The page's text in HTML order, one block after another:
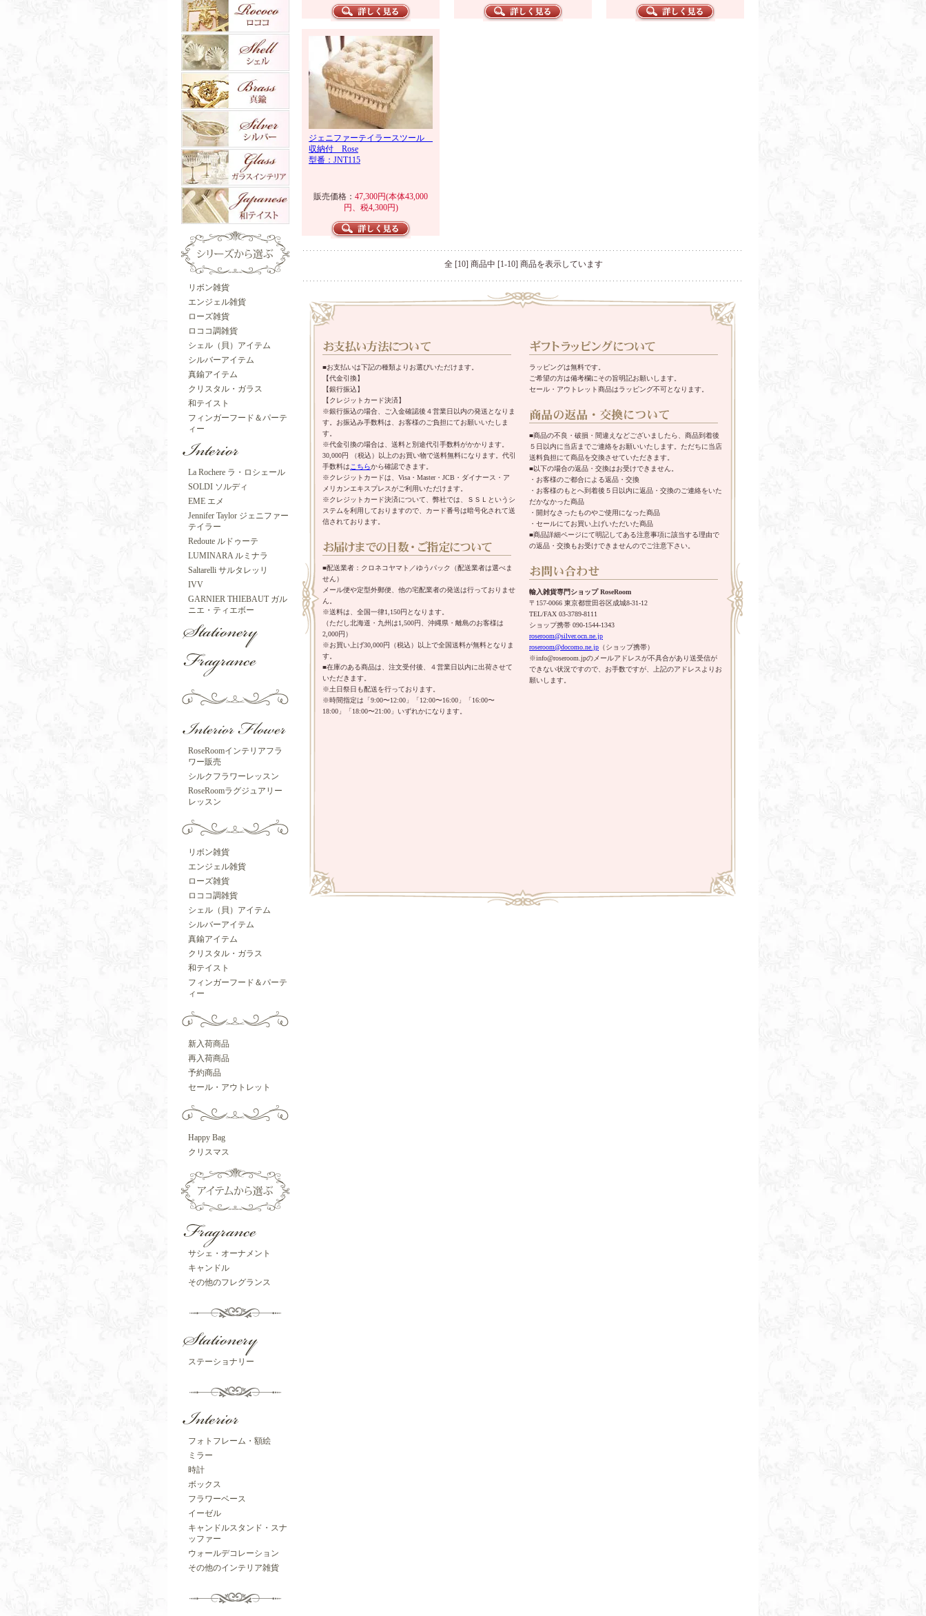
リボン雑貨
エンジェル雑貨
ローズ雑貨
ロココ調雑貨
シェル（貝）アイテム
シルバーアイテム
真鍮アイテム
クリスタル・ガラス
和テイスト
フィンガーフード＆パーテ
ィー
La Rochere ラ・ロシェール
SOLDI ソルディ
EME エメ
Jennifer Taylor ジェニファー
テイラー
Redoute ルドゥーテ
LUMINARA ルミナラ
Saltarelli サルタレッリ
IVV
GARNIER THIEBAUT ガル
ニエ・ティエボー
RoseRoomインテリアフラ
ワー販売
シルクフラワーレッスン
RoseRoomラグジュアリー
レッスン
リボン雑貨
エンジェル雑貨
ローズ雑貨
ロココ調雑貨
シェル（貝）アイテム
シルバーアイテム
真鍮アイテム
クリスタル・ガラス
和テイスト
フィンガーフード＆パーテ
ィー
新入荷商品
再入荷商品
予約商品
セール・アウトレット
Happy Bag
クリスマス
サシェ・オーナメント
キャンドル
その他のフレグランス
ステーショナリー
フォトフレーム・額絵
ミラー
時計
ボックス
フラワーベース
イーゼル
キャンドルスタンド・スナ
ッファー
ウォールデコレーション
その他のインテリア雑貨
ジェニファーテイラースツール
収納付 Rose
型番：JNT115
販売価格： 47,300円(本体43,000
円、税4,300円)
全 [10] 商品中 [1-10] 商品を表示しています
■お支払いは下記の種類よりお選びいただけます。
【代金引換】
【銀行振込】
【クレジットカード決済】
※銀行振込の場合、ご入金確認後４営業日以内の発送となりま
す。お振込み手数料は、お客様のご負担にてお願いいたしま
す。
※代金引換の場合は、送料と別途代引手数料がかかります。
30,000円 （税込）以上のお買い物で送料無料になります。代引
手数料は こちらから確認できます。
※クレジットカードは、Visa・Master・JCB・ダイナース・ア
メリカンエキスプレスがご利用いただけます。
※クレジットカード決済について、弊社では、ＳＳＬというシ
ステムを利用しておりますので、カード番号は暗号化されて送
信されております。
■配送業者：クロネコヤマト／ゆうパック（配送業者は選べま
せん）
メール便や定型外郵便、他の宅配業者の発送は行っておりませ
ん。
※送料は、全国一律1,150円となります。
（ただし北海道・九州は1,500円、沖縄県・離島のお客様は
2,000円）
※お買い上げ30,000円（税込）以上で全国送料が無料となりま
す。
■在庫のある商品は、注文受付後、４営業日以内に出荷させて
いただきます。
※土日祭日も配送を行っております。
※時間指定は「9:00〜12:00」「12:00〜16:00」「16:00〜
18:00」「18:00〜21:00」いずれかになります。
ラッピングは無料です。
ご希望の方は備考欄にその旨明記お願いします。
セール・アウトレット商品はラッピング不可となります。
■商品の不良・破損・間違えなどございましたら、商品到着後
５日以内に当店までご連絡をお願いいたします。ただちに当店
送料負担にて商品を交換させていただきます。
■以下の場合の返品・交換はお受けできません。
・お客様のご都合による返品・交換
・お客様のもとへ到着後５日以内に返品・交換のご連絡をいた
だかなかった商品
・開封なさったものやご使用になった商品
・セールにてお買い上げいただいた商品
■商品詳細ページにて明記してある注意事項に該当する理由で
の返品・交換もお受けできませんのでご注意下さい。
輸入雑貨専門ショップ RoseRoom
〒157-0066 東京都世田谷区成城8-31-12
TEL/FAX 03-3789-8111
ショップ携帯 090-1544-1343
roseroom@silver.ocn.ne.jp
roseroom@docomo.ne.jp （ショップ携帯）
※info@roseroom.jpのメールアドレスが不具合があり送受信が
できない状況ですので、お手数ですが、上記のアドレスよりお
願いします。